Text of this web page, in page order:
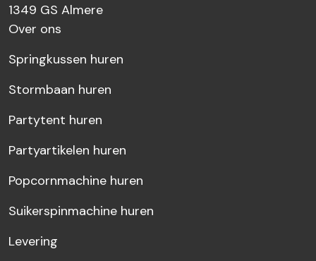
1349 GS Almere
Over ons
Springkussen huren
Stormbaan huren
Partytent huren
Partyartikelen huren
Popcornmachine huren
Suikerspinmachine huren
Levering